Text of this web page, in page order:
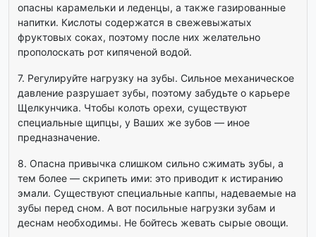
опасны карамельки и леденцы, а также газированные
напитки. Кислоты содержатся в свежевыжатых
фруктовых соках, поэтому после них желательно
прополоскать рот кипяченой водой.
7. Регулируйте нагрузку на зубы. Сильное механическое
давление разрушает зубы, поэтому забудьте о карьере
Щелкунчика. Чтобы колоть орехи, существуют
специальные щипцы, у Ваших же зубов — иное
предназначение.
8. Опасна привычка слишком сильно сжимать зубы, а
тем более — скрипеть ими: это приводит к истиранию
эмали. Существуют специальные каппы, надеваемые на
зубы перед сном. А вот посильные нагрузки зубам и
деснам необходимы. Не бойтесь жевать сырые овощи.